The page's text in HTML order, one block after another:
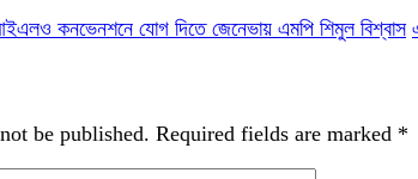
কনভেনশনে যোগ দিতে জেনেভায় এমপি শিমুল বিশ্বাস
be published. Required fields are marked *